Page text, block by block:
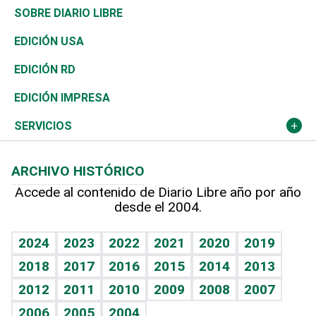
José Boquete
Reportajes
Asia
África
Ocenanía
Caribe
Resto del mundo
Consumo
Vivienda
Telecom.
Global y variable
Economía personal
Belleza
Buena Vida
Sociales
Novedades
Podcast Arte Libre
Hablando con el pediatra
Vida y familia
Eñe
Celebrando la vida
Golf
Ciclismo
Tenis
Olimpismo
Más deportes
Línea de hit
BRV
TBT Deportivo
Editorial
De buena tinta
En Directo
Frente al Statu Quo
El Espía
Columnistas
Más firmas
Clima
Tecnología
Historia
Despertando al gigante
Cambio climático
Mundo
Economía
Revista
Deportes
Opinión
Hecho en casa
Guía del dinero
SOBRE DIARIO LIBRE
EDICIÓN USA
EDICIÓN RD
EDICIÓN IMPRESA
SERVICIOS
Cumpleaños
Horóscopos
Juegos
ARCHIVO HISTÓRICO
Accede al contenido de Diario Libre año por año
desde el 2004.
2024 2023 2022 2021 2020
2019
2018
2017 2016 2015 2014
2013
2012
2011 2010 2009 2008
2007